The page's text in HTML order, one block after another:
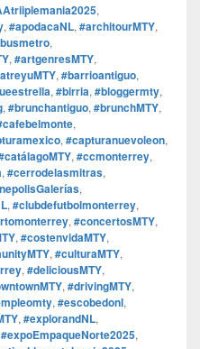
,
, #apodacaNL, #architourMTY,
,
, #artgenresMTY,
, #barrioantiguo,
, #birria, #bloggermty,
, #brunchantiguo, #brunchMTY,
,
, #capturanuevoleon,
, #ccmonterrey,
, #cerrodelasmitras,
,
, #clubdefutbolmonterrey,
, #concertosMTY,
, #costenvidaMTY,
, #culturaMTY,
, #deliciousMTY,
, #drivingMTY,
, #escobedonl,
, #explorandNL,
#expoEmpaqueNorte2025,